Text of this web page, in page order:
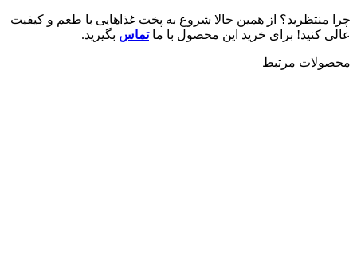
چرا منتظرید؟ از همین حالا شروع به پخت غذاهایی با طعم و کیفیت
عالی کنید! برای خرید این محصول با ماتماس بگیرید.
محصولات مرتبط